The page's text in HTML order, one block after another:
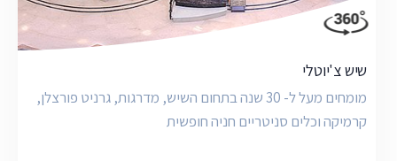
שיש צ'יוטלי
מומחים מעל ל- 30 שנה בתחום השיש, מדרגות, גרניט פורצלן,
קרמיקה וכלים סניטריים חניה חופשית